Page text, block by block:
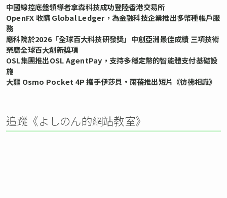
中國線控底盤領導者拿森科技成功登陸香港交易所
OpenFX 收購 Global Ledger，為金融科技企業推出多幣種帳戶服
務
應科院於2026「全球百大科技研發獎」中創亞洲最佳成績 三項技術
榮膺全球百大創新獎項
OSL集團推出OSL AgentPay，支持多穩定幣的智能體支付基礎設
施
大疆 Osmo Pocket 4P 攜手伊莎貝•雨蓓推出短片《彷彿相識》
追蹤《よしのん的網站教室》